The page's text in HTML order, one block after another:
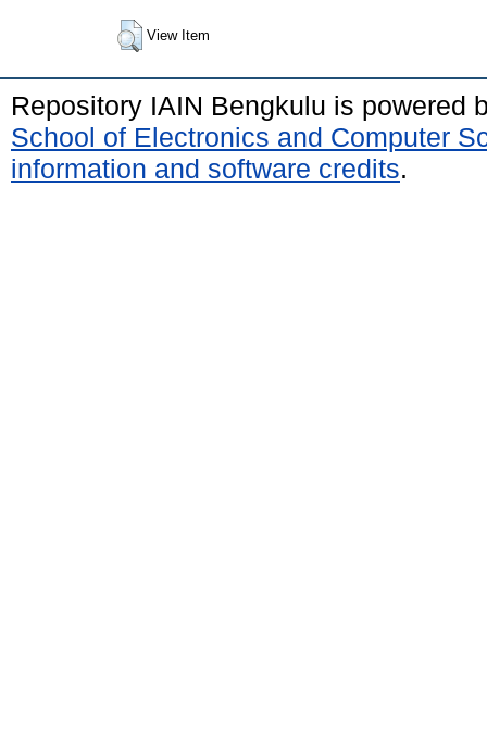
View Item
Repository IAIN Bengkulu is powered
School of Electronics and Computer
information and software credits.